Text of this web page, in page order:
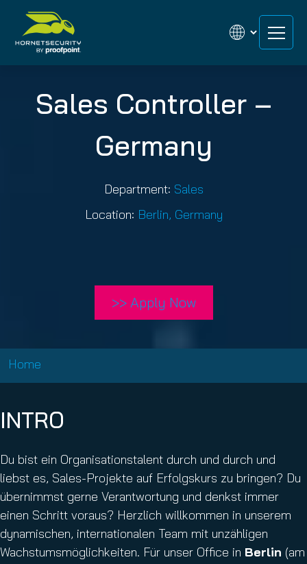
Inhalt
springen
Inhalt
springen
Sales Controller –
Germany
Department: Sales
Location: Berlin, Germany
>> Apply Now
Home
INTRO
Du bist ein Organisationstalent durch und durch und
liebst es, Sales-Projekte auf Erfolgskurs zu bringen? Du
übernimmst gerne Verantwortung und denkst immer
einen Schritt voraus? Herzlich willkommen in unserem
dynamischen, internationalen Team mit unzähligen
Wachstumsmöglichkeiten. Für unser Office in Berlin (am